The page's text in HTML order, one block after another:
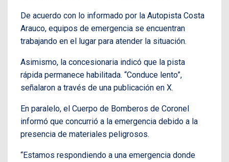
De acuerdo con lo informado por la Autopista Costa
Arauco, equipos de emergencia se encuentran
trabajando en el lugar para atender la situación.
Asimismo, la concesionaria indicó que la pista
rápida permanece habilitada. “Conduce lento”,
señalaron a través de una publicación en X.
En paralelo, el Cuerpo de Bomberos de Coronel
informó que concurrió a la emergencia debido a la
presencia de materiales peligrosos.
“Estamos respondiendo a una emergencia donde